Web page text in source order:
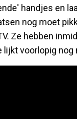
handjes en
nog moet
Ze hebben
lijkt voorlopig nog